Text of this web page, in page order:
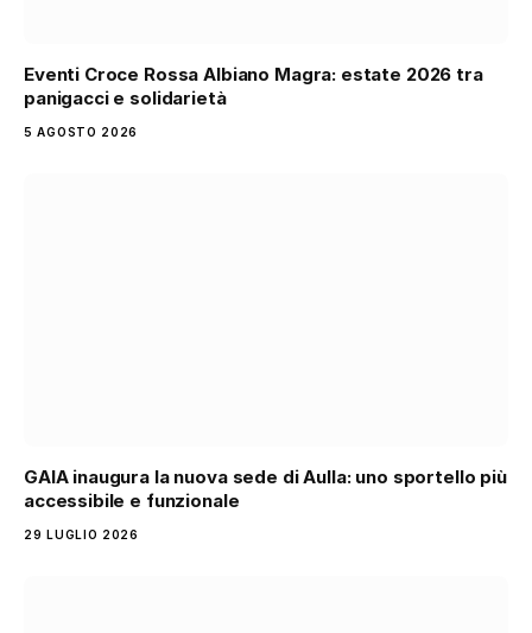
Eventi Croce Rossa Albiano Magra: estate 2026 tra
panigacci e solidarietà
5 AGOSTO 2026
GAIA inaugura la nuova sede di Aulla: uno sportello più
accessibile e funzionale
29 LUGLIO 2026